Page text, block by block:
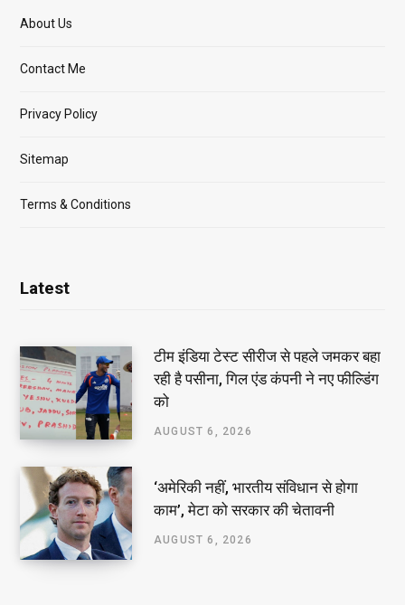
About Us
Contact Me
Privacy Policy
Sitemap
Terms & Conditions
Latest
टीम इंडिया टेस्ट सीरीज से पहले जमकर बहा
रही है पसीना, गिल एंड कंपनी ने नए फील्डिंग
को
AUGUST 6, 2026
‘अमेरिकी नहीं, भारतीय संविधान से होगा
काम’, मेटा को सरकार की चेतावनी
AUGUST 6, 2026